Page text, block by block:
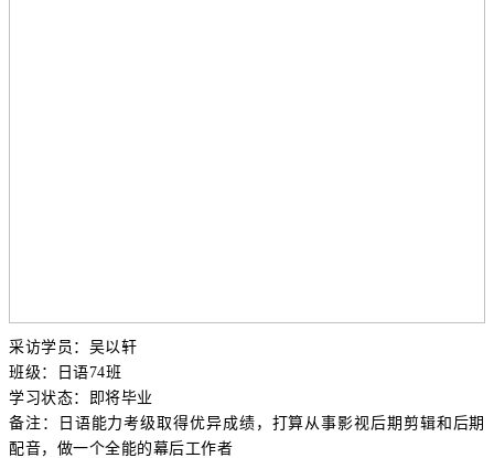
采访学员：吴以轩
班级：日语74班
学习状态：即将毕业
备注：日语能力考级取得优异成绩，打算从事影视后期剪辑和后期
配音，做一个全能的幕后工作者